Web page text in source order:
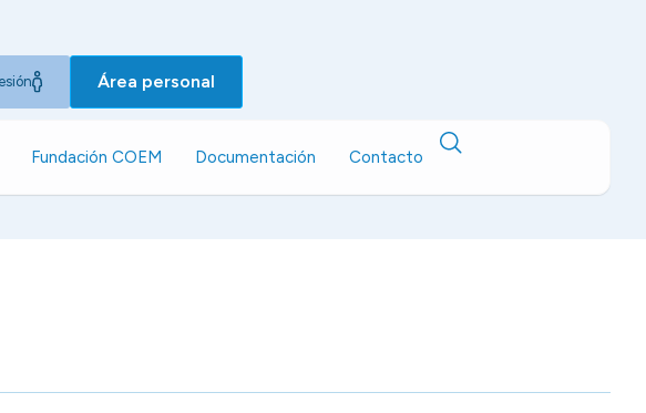
Área personal
Fundación COEM Documentación Contacto